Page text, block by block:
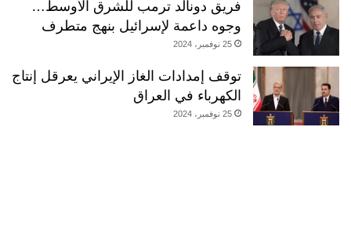
فريق دونالد ترمب للشرق الأوسط…
وجوه داعمة لإسرائيل بنهج متطرف
25 نوفمبر، 2024
توقف إمدادات الغاز الإيراني يعرقل إنتاج
الكهرباء في العراق
25 نوفمبر، 2024